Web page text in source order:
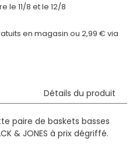
le 11/8 et le 12/8
en magasin ou 2,99 € via
Détails du produit
paire de baskets basses
& JONES à prix dégriffé.